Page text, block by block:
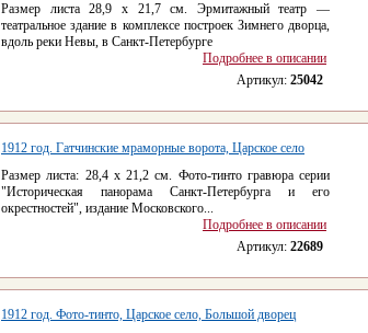
Размер листа 28,9 x 21,7 см. Эрмитажный театр —
театральное здание в комплексе построек Зимнего дворца,
вдоль реки Невы, в Санкт-Петербурге
Подробнее в описании
Артикул: 25042
1912 год. Гатчинские мраморные ворота, Царское село
Размер листа: 28,4 x 21,2 см. Фото-тинто гравюра серии
"Историческая панорама Санкт-Петербурга и его
окрестностей", издание Московского...
Подробнее в описании
Артикул: 22689
1912 год. Фото-тинто, Царское село, Большой дворец